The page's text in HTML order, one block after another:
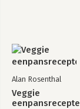
Alan Rosenthal
Veggie